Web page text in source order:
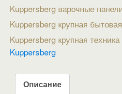
Kuppersberg варочные
Kuppersberg крупная
Kuppersberg крупная
Kuppersberg
Описание